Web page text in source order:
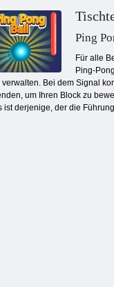
Außenseiter Bad Boys
Ping
Für alle
Ping-
Bei dem Signal
um Ihren Block zu
ist derjenige, der die